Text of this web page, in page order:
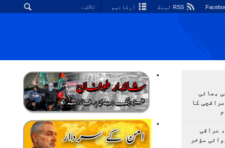
آرکائیو
بھائی
کا
عراقی
مؤخر